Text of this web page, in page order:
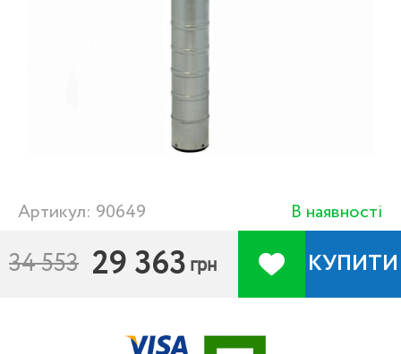
Артикул: 90649 В наявності
34 553 29 363 грн КУПИТИ